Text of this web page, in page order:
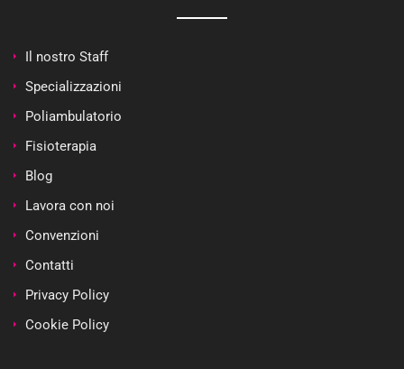
Il nostro Staff
Specializzazioni
Poliambulatorio
Fisioterapia
Blog
Lavora con noi
Convenzioni
Contatti
Privacy Policy
Cookie Policy